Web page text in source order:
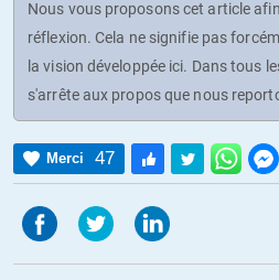
Nous vous proposons cet article
réflexion. Cela ne signifie pas
la vision développée ici. Dans tous
s'arrête aux propos que nous
Merci 47